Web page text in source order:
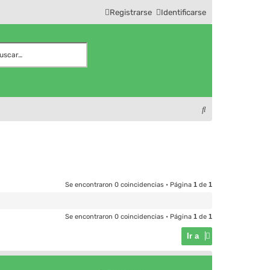
Identificarse
Registrarse
avanzada
B
Se encontraron 0 coincidencias • Página 1 de 1
Se encontraron 0 coincidencias • Página 1 de 1
Ir a